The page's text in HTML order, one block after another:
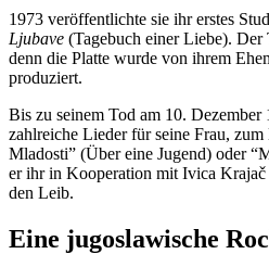
1973 veröffentlichte sie ihr erstes
Ljubave (Tagebuch einer Liebe). Der
denn die Platte wurde von ihrem
produziert.
Bis zu seinem Tod am 10. Dezember
zahlreiche Lieder für seine Frau,
Mladosti” (Über eine Jugend) oder
er ihr in Kooperation mit Ivica
den Leib.
Eine jugoslawische